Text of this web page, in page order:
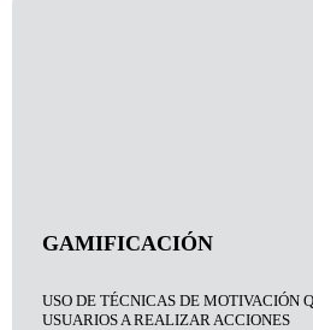
GAMIFICACIÓN
USO DE TÉCNICAS DE MOTIVACIÓN
USUARIOS A REALIZAR ACCIONES